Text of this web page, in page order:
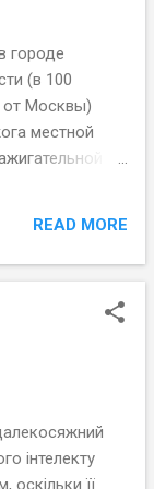
ножевых
выбрала его в
на крупный
его особо
уточняла
Халими стало
1980-
городе
(в 100
от Москвы)
местной
пострадал. В
(2020) –
данным
включая
в Калуге и
находились
евреи
READ MORE
інтелекту
оскільки її